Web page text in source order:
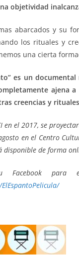
objetividad
abarcados y su
los rituales y
una cierta
es un
ajena
creencias y
en el 2017, se
en el Centro
de forma
para